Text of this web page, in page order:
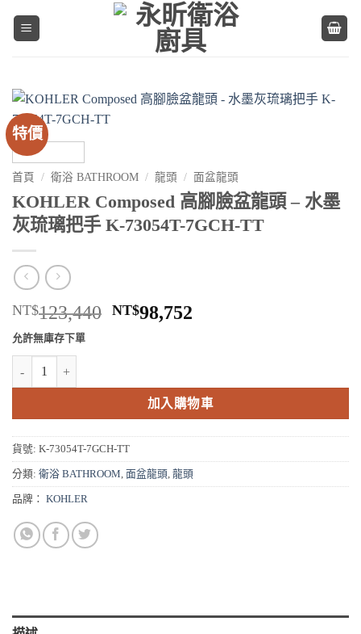
特價
首頁 / 衛浴 BATHROOM / 龍頭 / 面盆龍頭
KOHLER Composed 高腳臉盆龍頭 – 水墨
灰琉璃把手 K-73054T-7GCH-TT
NT$123,440 原
NT$123,440。
NT$98,752
NT$98,752。
允許無庫存下單
KOHLER Composed 高腳臉盆龍頭 - 水墨灰琉璃把手 K-73054T-
加入購物車
貨號: K-73054T-7GCH-TT
分類: 衛浴 BATHROOM, 面盆龍頭, 龍頭
品牌： KOHLER